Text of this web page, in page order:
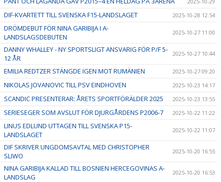
DIF-KVARTETT TILL SVENSKA F15-LANDSLAGET 2025-10-28 12:54
DRÖMDEBUT FÖR NINA GARIBIJA I A-
LANDSLAGSDEBUTEN
2025-10-27 11:00
DANNY WHALLEY - NY SPORTSLIGT ANSVARIG FÖR P/F 5-
12 ÅR
2025-10-27 10:44
EMILIA REDTZER STÄNGDE IGEN MOT RUMÄNIEN 2025-10-27 09:20
NIKOLAS JOVANOVIC TILL PSV EINDHOVEN 2025-10-23 14:17
SCANDIC PRESENTERAR: ÅRETS SPORTFÖRÄLDER 2025 2025-10-23 13:55
SERIESEGER SOM AVSLUT FÖR DJURGÅRDENS P2006-7 2025-10-22 11:22
LINUS EDLUND UTTAGEN TILL SVENSKA P15-
LANDSLAGET
2025-10-22 11:07
DIF SKRIVER UNGDOMSAVTAL MED CHRISTOPHER
SLIWO
2025-10-20 16:55
NINA GARIBIJA KALLAD TILL BOSNIEN HERCEGOVINAS A-
LANDSLAG
2025-10-20 16:53